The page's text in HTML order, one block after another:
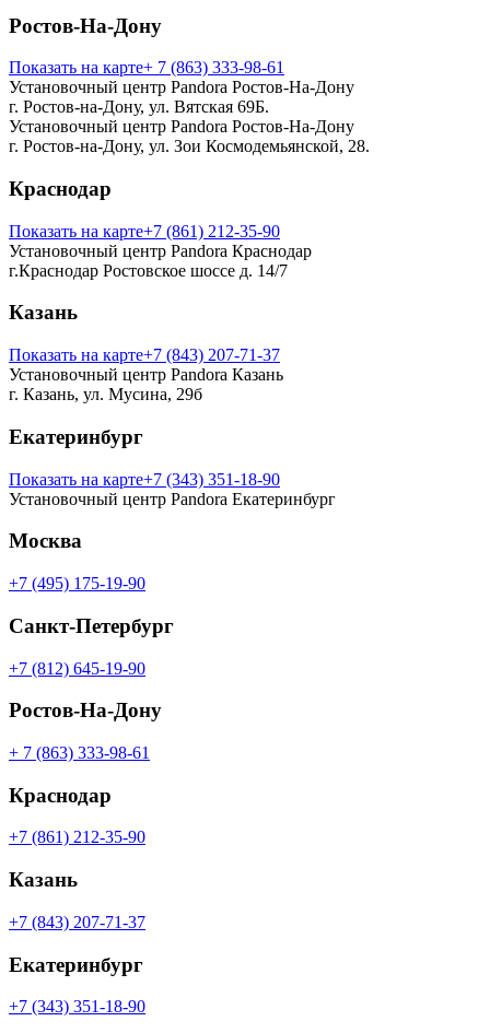
Ростов-На-Дону
Показать на карте+ 7 (863) 333-98-61
Установочный центр Pandora Ростов-На-Дону
г. Ростов-на-Дону, ул. Вятская 69Б.
Установочный центр Pandora Ростов-На-Дону
г. Ростов-на-Дону, ул. Зои Космодемьянской, 28.
Краснодар
Показать на карте+7 (861) 212-35-90
Установочный центр Pandora Краснодар
г.Краснодар Ростовское шоссе д. 14/7
Казань
Показать на карте+7 (843) 207-71-37
Установочный центр Pandora Казань
г. Казань, ул. Мусина, 29б
Екатеринбург
Показать на карте+7 (343) 351-18-90
Установочный центр Pandora Екатеринбург
Москва
+7 (495) 175-19-90
Санкт-Петербург
+7 (812) 645-19-90
Ростов-На-Дону
+ 7 (863) 333-98-61
Краснодар
+7 (861) 212-35-90
Казань
+7 (843) 207-71-37
Екатеринбург
+7 (343) 351-18-90